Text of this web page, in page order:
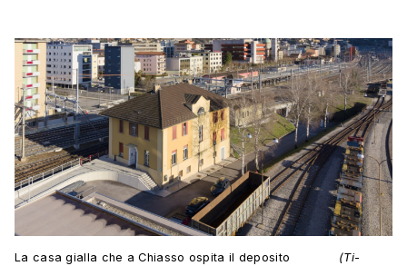
La casa gialla che a Chiasso ospita il deposito (Ti-